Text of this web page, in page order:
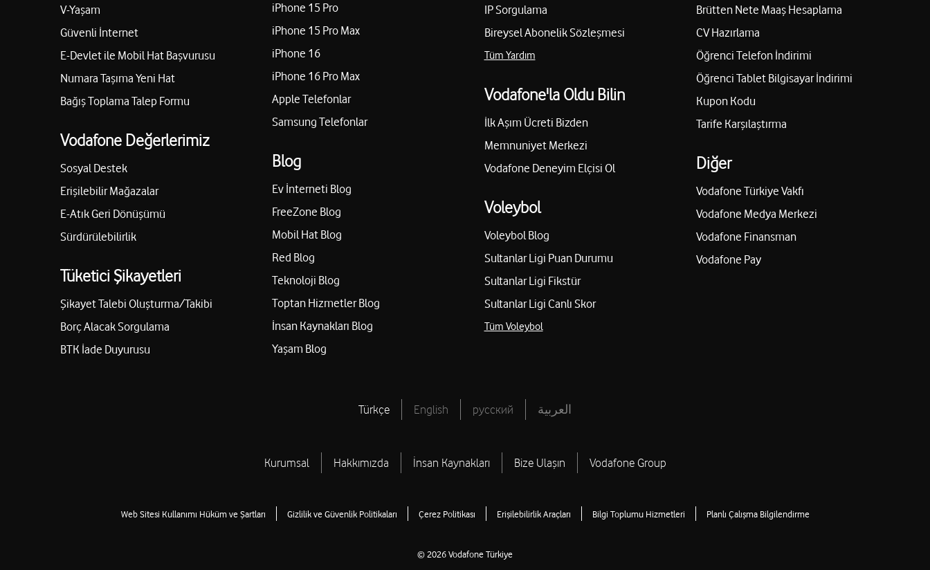
V-Yaşam
Güvenli İnternet
E-Devlet ile Mobil Hat Başvurusu
Numara Taşıma Yeni Hat
Bağış Toplama Talep Formu
Vodafone Değerlerimiz
Sosyal Destek
Erişilebilir Mağazalar
E-Atık Geri Dönüşümü
Sürdürülebilirlik
Tüketici Şikayetleri
Şikayet Talebi Oluşturma/Takibi
Borç Alacak Sorgulama
BTK İade Duyurusu
iPhone 15 Pro
iPhone 15 Pro Max
iPhone 16
iPhone 16 Pro Max
Apple Telefonlar
Samsung Telefonlar
Blog
Ev İnterneti Blog
FreeZone Blog
Mobil Hat Blog
Red Blog
Teknoloji Blog
Toptan Hizmetler Blog
İnsan Kaynakları Blog
Yaşam Blog
IP Sorgulama
Bireysel Abonelik Sözleşmesi
Tüm Yardım
Vodafone'la Oldu Bilin
İlk Aşım Ücreti Bizden
Memnuniyet Merkezi
Vodafone Deneyim Elçisi Ol
Voleybol
Voleybol Blog
Sultanlar Ligi Puan Durumu
Sultanlar Ligi Fikstür
Sultanlar Ligi Canlı Skor
Tüm Voleybol
Brütten Nete Maaş Hesaplama
CV Hazırlama
Öğrenci Telefon İndirimi
Öğrenci Tablet Bilgisayar İndirimi
Kupon Kodu
Tarife Karşılaştırma
Diğer
Vodafone Türkiye Vakfı
Vodafone Medya Merkezi
Vodafone Finansman
Vodafone Pay
Türkçe English русский العربية
Kurumsal Hakkımızda İnsan Kaynakları Bize Ulaşın Vodafone Group
Web Sitesi Kullanımı Hüküm ve Şartları Gizlilik ve Güvenlik Politikaları Çerez Politikası Erişilebilirlik Araçları Bilgi Toplumu Hizmetleri Planlı Çalışma Bilgilendirme
© 2026 Vodafone Türkiye